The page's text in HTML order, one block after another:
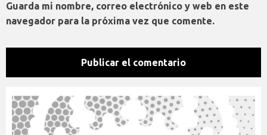
Guarda mi nombre, correo electrónico y web en este
navegador para la próxima vez que comente.